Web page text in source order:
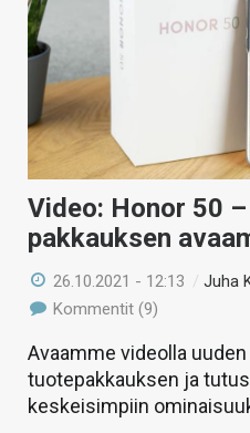
Video: Honor 50
pakkauksen
26.10.2021 - 12:13 /Juha
Kommentit (9)
Avaamme videolla
tuotepakkauksen ja
keskeisimpiin